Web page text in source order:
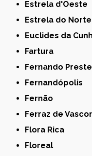
Estrela d'Oeste
Estrela do Norte
Euclides da
Fartura
Fernando
Fernandópolis
Fernão
Ferraz de
Flora Rica
Floreal